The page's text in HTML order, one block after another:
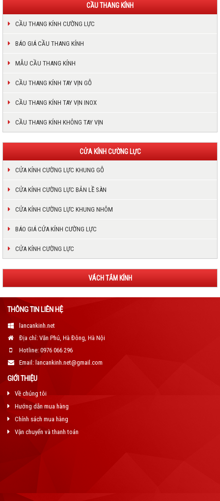
CẦU THANG KÍNH
CẦU THANG KÍNH CƯỜNG LỰC
BÁO GIÁ CẦU THANG KÍNH
MẪU CẦU THANG KÍNH
CẦU THANG KÍNH TAY VỊN GỖ
CẦU THANG KÍNH TAY VỊN INOX
CẦU THANG KÍNH KHÔNG TAY VỊN
CỬA KÍNH CƯỜNG LỰC
CỬA KÍNH CƯỜNG LỰC KHUNG GỖ
CỬA KÍNH CƯỜNG LỰC BẢN LỀ SÀN
CỬA KÍNH CƯỜNG LỰC KHUNG NHÔM
BÁO GIÁ CỬA KÍNH CƯỜNG LỰC
CỬA KÍNH CƯỜNG LỰC
VÁCH TẮM KÍNH
THÔNG TIN LIÊN HỆ
lancankinh.net
Địa chỉ: Văn Phú, Hà Đông, Hà Nội
Hotline: 0976 066 296
Email: lancankinh.net@gmail.com
GIỚI THIỆU
Về chúng tôi
Hướng dẫn mua hàng
Chính sách mua hàng
Vận chuyển và thanh toán